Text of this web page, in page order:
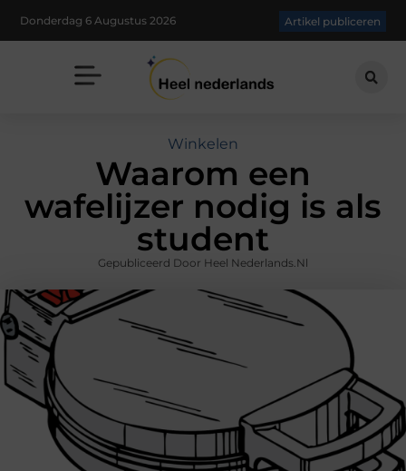
Donderdag 6 Augustus 2026 Artikel publiceren
Winkelen
Waarom een
wafelijzer nodig is als
student
Gepubliceerd Door Heel Nederlands.nl